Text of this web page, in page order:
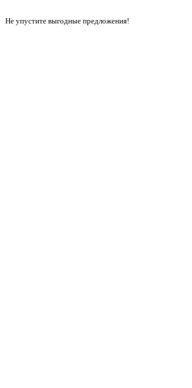
Не упустите выгодные предложения!